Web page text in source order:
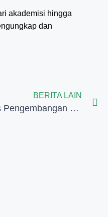
akademisi hingga
dan
BERITA LAIN
Aceh Jadi Prioritas Pengembangan Pariwisata Halal